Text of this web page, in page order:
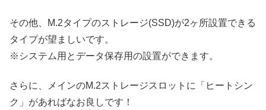
その他、M.2タイプのストレージ(SSD)が2ヶ所設置できる
タイプが望ましいです。
※システム用とデータ保存用の設置ができます。
さらに、メインのM.2ストレージスロットに「ヒートシン
ク」があればなお良しです！